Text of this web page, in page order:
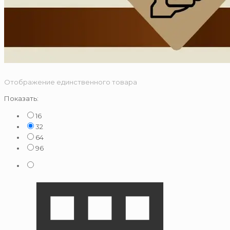
Отображение единственного товара
Показать:
16
32
64
96